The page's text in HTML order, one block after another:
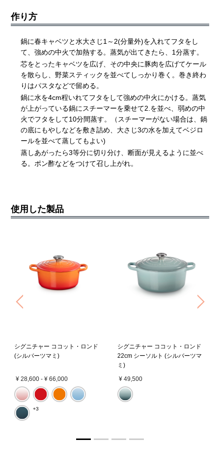
作り方
鍋に春キャベツと水大さじ1～2(分量外)を入れてフタをし
て、強めの中火で加熱する。蒸気が出てきたら、1分蒸す。
芯をとったキャベツを広げ、その中央に豚肉を広げてケール
を散らし、野菜スティックを並べてしっかり巻く。巻き終わ
りはパスタなどで留める。
鍋に水を4cm程いれてフタをして強めの中火にかける。蒸気
が上がっている鍋にスチーマーを乗せて2.を並べ、弱めの中
火でフタをして10分間蒸す。（スチーマーがない場合は、鍋
の底にもやしなどを敷き詰め、大さじ3の水を加えてベジロ
ールを並べて蒸してもよい)
蒸しあがったら3等分に切り分け、断面が見えるように並べ
る。ポン酢などをつけて召し上がれ。
使用した製品
シグニチャー ココット・ロンド
(シルバーツマミ)
¥ 28,600 - ¥ 66,000
+3
シグニチャー ココット・ロンド
22cm シーソルト (シルバーツマ
ミ)
¥ 49,500
Previous